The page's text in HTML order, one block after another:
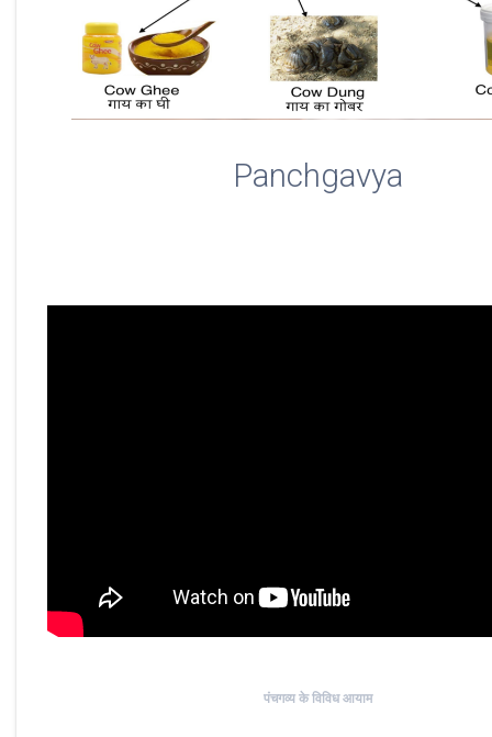
Panchgavya
पंचगव्य के विविध आयाम